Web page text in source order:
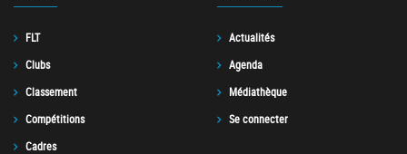
FLT
Clubs
Classement
Compétitions
Cadres
Actualités
Agenda
Médiathèque
Se connecter